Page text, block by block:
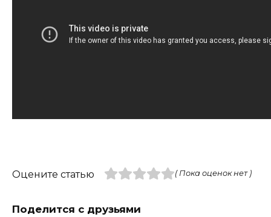
Оцените статью ( Пока оценок нет )
Поделится с друзьями